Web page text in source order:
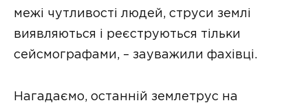
межі чутливості людей, струси землі
виявляються і реєструються тільки
сейсмографами, – зауважили фахівці.
Нагадаємо, останній землетрус на